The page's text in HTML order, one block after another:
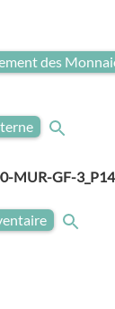
des
MUR-GF-